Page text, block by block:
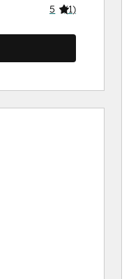
5 (1)